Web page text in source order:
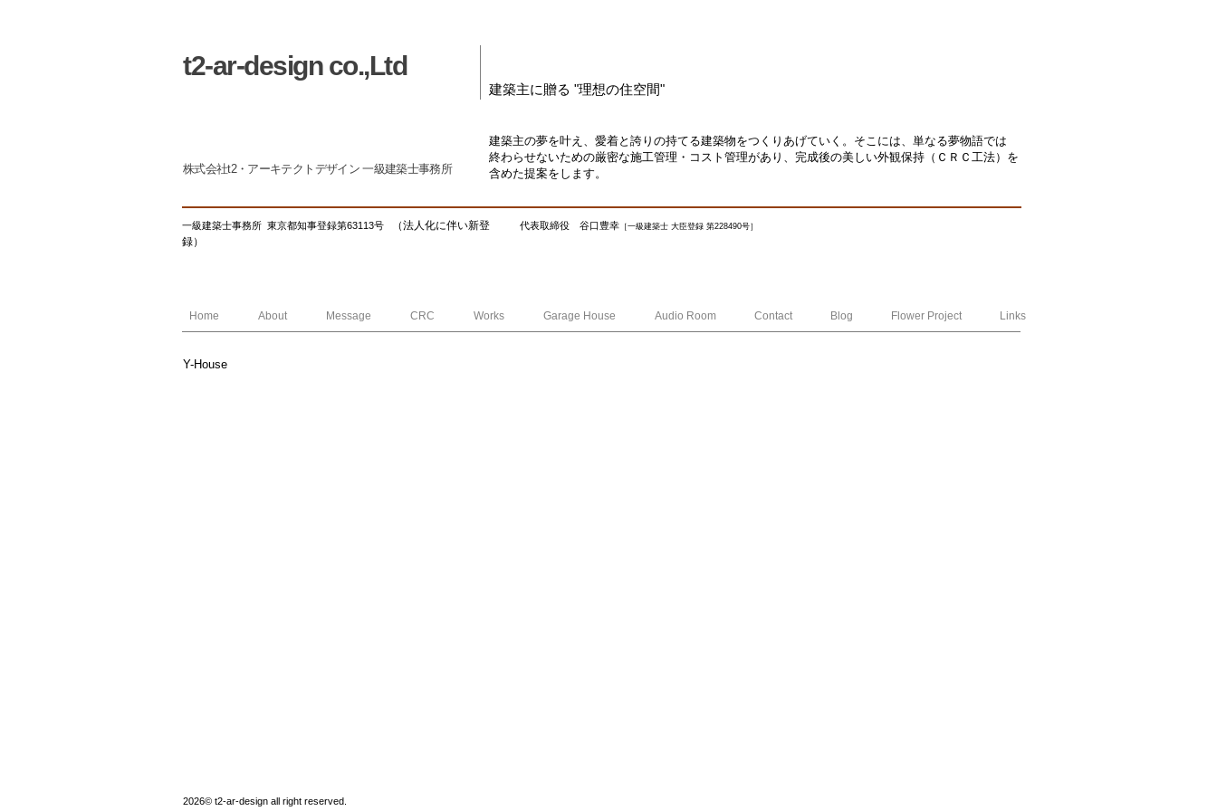
t2-ar-design co.,Ltd
建築主に贈る "理想の住空間"
株式会社t2・アーキテクトデザイン 一級建築士事務所
一級建築士事務所 東京都知事登録第63113号
（法人化に伴い新登
録）
代表取締役 谷口豊幸 ［一級建築士 大臣登録 第228490号］
Home About Message CRC Works Garage House Audio Room Contact Blog Flower Project Links
Y-House
建築主の夢を叶え、愛着と誇りの持てる建築物をつくりあげていく。 そこには、単なる夢物語では
終わらせないための厳密な施工管理・コスト管理があり、完成後の美しい外観保持（ＣＲＣ工法）を
含めた提案をします。
2026© t2-ar-design all right reserved.